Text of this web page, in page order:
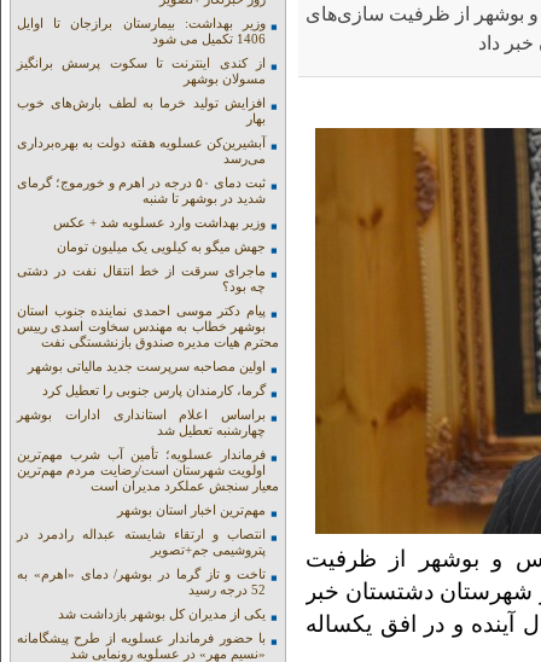
بوشهر از ظرفیت سازی‌های
داد
و بوشهر از ظرفیت
شهرستان دشتستان خبر
آینده و در افق یکساله
وزیر بهداشت: بیمارستان برازجان تا اوایل
1406 تکمیل می شود
از کندی اینترنت تا سکوت پرسش برانگیز
مسولان بوشهر
افزایش تولید خرما به لطف بارش‌های خوب
بهار
آبشیرین‌کن عسلویه هفته دولت به بهره‌برداری
می‌رسد
ثبت دمای ۵۰ درجه در اهرم و خورموج؛ گرمای
شدید در بوشهر تا شنبه
وزیر بهداشت وارد عسلویه شد + عکس
جهش میگو به کیلویی یک میلیون تومان
ماجرای سرقت از خط انتقال نفت در دشتی
چه بود؟
پیام دکتر موسی احمدی نماینده جنوب استان
بوشهر خطاب به مهندس سخاوت اسدی رییس
محترم هیات مدیره صندوق بازنشستگی نفت
اولین مصاحبه سرپرست جدید مالیاتی بوشهر
گرما، کارمندان پارس جنوبی را تعطیل کرد
براساس اعلام استانداری ادارات بوشهر
چهارشنبه تعطیل شد
فرماندار عسلویه؛ تأمین آب شرب مهم‌ترین
اولویت شهرستان است/رضایت مردم مهم‌ترین
معیار سنجش عملکرد مدیران است
مهم‌ترین اخبار استان بوشهر
انتصاب و ارتقاء شایسته عبداله رادمرد در
پتروشیمی جم+تصویر
تاخت و تاز گرما در بوشهر/ دمای «اهرم» به
52 درجه رسید
یکی از مدیران کل بوشهر بازداشت شد
با حضور فرماندار عسلویه از طرح پیشگامانه
«نسیم مهر» در عسلویه رونمایی شد